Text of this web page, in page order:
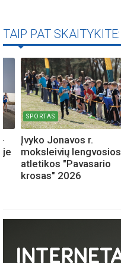
TAIP PAT SKAITYKITE:
SPORTAS
Įvyko Jonavos r.
moksleivių lengvosios
atletikos "Pavasario
krosas" 2026